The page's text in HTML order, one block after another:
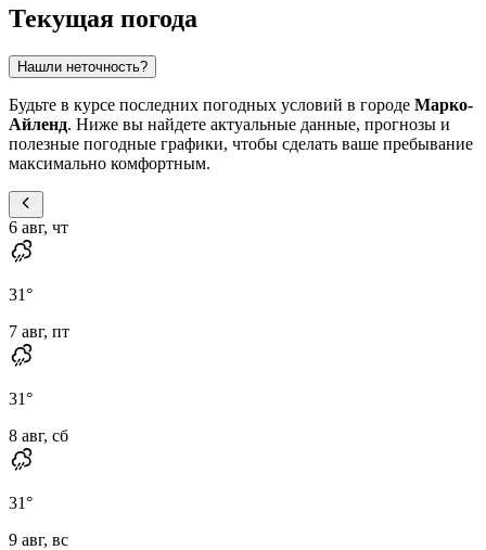
Текущая погода
Нашли неточность?
Будьте в курсе последних погодных условий в городе Марко-
Айленд. Ниже вы найдете актуальные данные, прогнозы и
полезные погодные графики, чтобы сделать ваше пребывание
максимально комфортным.
6 авг, чт
31°
7 авг, пт
31°
8 авг, сб
31°
9 авг, вс